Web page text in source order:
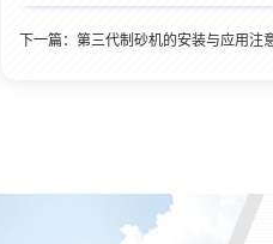
下一篇： 第三代制砂机的安装与应用注